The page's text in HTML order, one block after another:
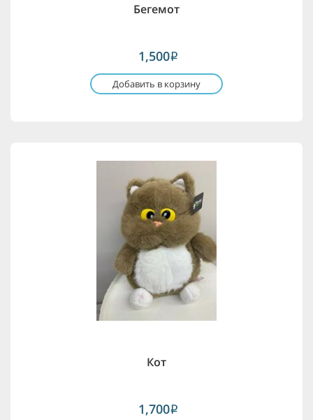
Бегемот
1,500i
Добавить в корзину
Кот
1,700i